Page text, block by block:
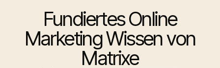
Fundiertes Online
Marketing Wissen von
Matrixe